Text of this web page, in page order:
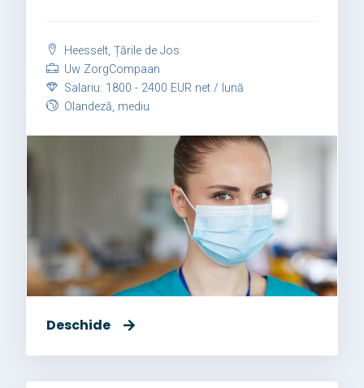
Heesselt, Țările de Jos
Uw ZorgCompaan
Salariu: 1800 - 2400 EUR net / lună
Olandeză, mediu
Deschide